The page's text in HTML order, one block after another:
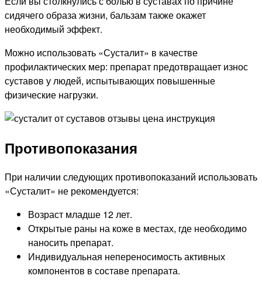
сидячего образа жизни, бальзам также окажет
необходимый эффект.
Можно использовать «Сусталит» в качестве
профилактических мер: препарат предотвращает износ
суставов у людей, испытывающих повышенные
физические нагрузки.
Противопоказания
При наличии следующих противопоказаний использовать
«Сусталит» не рекомендуется:
Возраст младше 12 лет.
Открытые раны на коже в местах, где необходимо
наносить препарат.
Индивидуальная непереносимость активных
компонентов в составе препарата.